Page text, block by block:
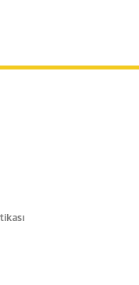
A Kadıköy İstanbul